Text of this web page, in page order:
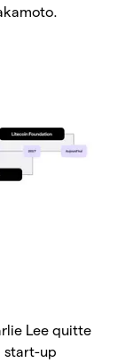
Lee quitte
start-up